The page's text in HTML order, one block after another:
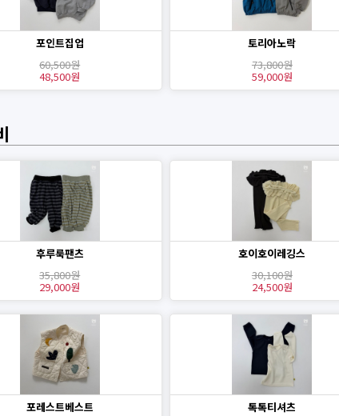
포인트집업
60,500원
48,500원
토리아노락
73,800원
59,000원
후루룩팬츠
35,800원
29,000원
호이호이레깅스
30,100원
24,500원
포레스트베스트
톡톡티셔츠